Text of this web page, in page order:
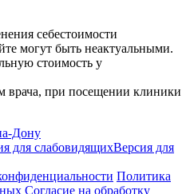
себестоимости
могут быть неактуальными.
стоимость у
врача, при посещении клиники
Версия для
Политика
Согласие на обработку